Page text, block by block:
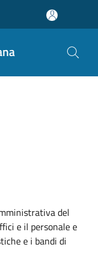
del
e il personale e
e i bandi di